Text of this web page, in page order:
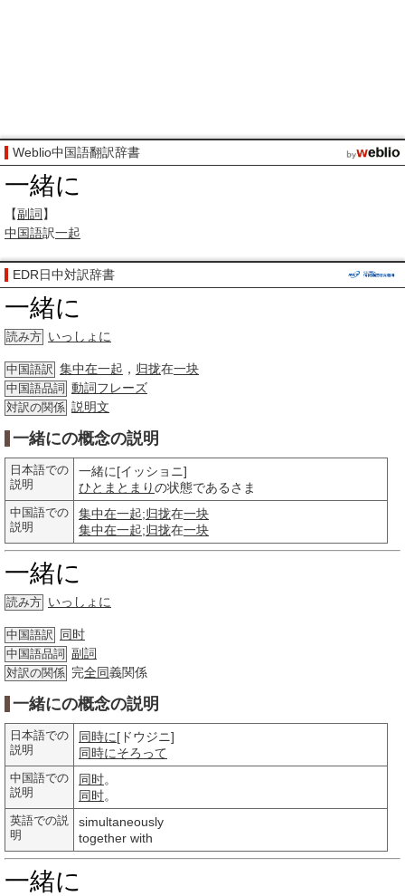
Weblio中国語翻訳辞書
一緒に
【副詞】
中国語訳一起
EDR日中対訳辞書
一緒に
読み方 いっしょに
中国語訳 集中在一起 ， 归拢在一块
中国語品詞 動詞フレーズ
対訳の関係 説明文
一緒にの概念の説明
日本語での
説明
一緒に[イッショニ]
ひとまとまりの状態であるさま
中国語での
説明
集中在一起;归拢在一块
集中在一起;归拢在一块
一緒に
読み方 いっしょに
中国語訳 同时
中国語品詞 副詞
対訳の関係 完全同義関係
一緒にの概念の説明
日本語での
説明
同時に[ドウジニ]
同時にそろって
中国語での
説明
同时。
同时。
英語での説
明
simultaneously
together with
一緒に